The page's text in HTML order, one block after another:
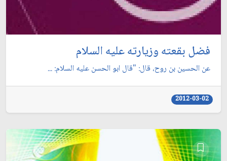
فضل بقعته وزيارته عليه السلام
عن الحسين بن روح، قال: "قال ابو الحسن عليه السلام: ...
2012-03-02